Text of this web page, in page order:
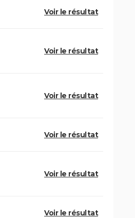
Voir le résultat
Voir le résultat
Voir le résultat
Voir le résultat
Voir le résultat
Voir le résultat